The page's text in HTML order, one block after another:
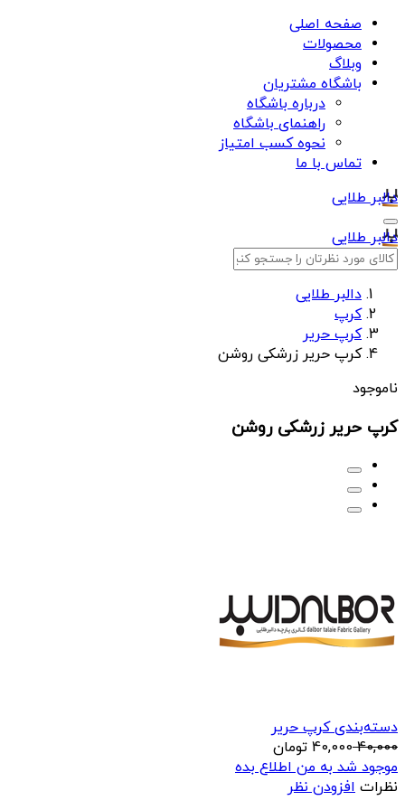
صفحه اصلی
محصولات
وبلاگ
باشگاه مشتریان
درباره باشگاه
راهنمای باشگاه
نحوه کسب امتیاز
تماس با ما
دالبر طلایی
دالبر طلایی
دالبر طلایی
کرپ
کرپ حریر
کرپ حریر زرشکی روشن
ناموجود
کرپ حریر زرشکی روشن
دسته‌بندی کرپ حریر
40,000
40,000 تومان
موجود شد به من اطلاع بده
نظرات افزودن نظر